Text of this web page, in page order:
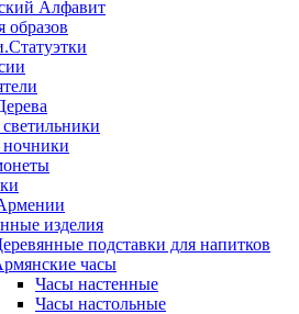
Алфавит
образов
изделия
подставки для напитков
часы
Часы настенные
Часы настольные